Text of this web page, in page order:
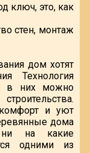
ключ, это, как
стен, монтаж
дом хотят
Технология
в них можно
и уют
дома
на какие
одними из